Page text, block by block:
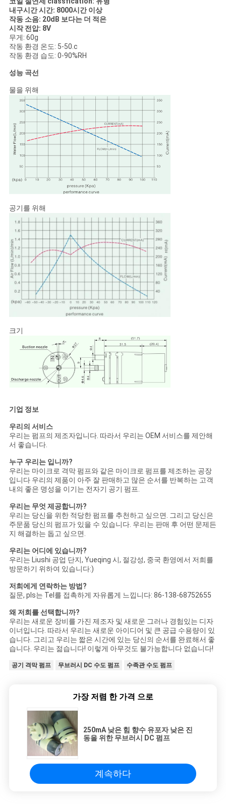
내구시간 시간: 8000시간 이상
작동 소음: 20dB 보다는 더 적은
시작 전압: 8V
무게: 60g
작동 환경 온도: 5-50.c
작동 환경 습도: 0-90%RH
성능 곡선
물을 위해
공기를 위해
크기
기업 정보
우리의 서비스
우리는 펌프의 제조자입니다. 따라서 우리는 OEM 서비스를 제안해
서 좋습니다.
누구 우리는 입니까?
우리는 마이크로 격막 펌프와 같은 마이크로 펌프를 제조하는 공장
입니다 우리의 제품이 아주 잘 판매하고 많은 순서를 반복하는 고객
내의 좋은 명성을 이기는 전자기 공기 펌프.
우리는 무엇 제공합니까?
우리는 당신을 위한 적당한 펌프를 추천하고 싶으면. 그리고 당신은
주문품 당신의 펌프가 있을 수 있습니다. 우리는 판매 후 어떤 문제든
지 해결하는 돕고 싶으면.
우리는 어디에 있습니까?
우리는 Liushi 공업 단지, Yueqing 시, 절강성, 중국 환영에서 저희를
방문하기 위하여 있습니다:)
저희에게 연락하는 방법?
질문, pls는 Tel를 접촉하게 자유롭게 느낍니다: 86-138-68752655
왜 저희를 선택합니까?
우리는 새로운 장비를 가진 제조자 및 새로운 그러나 경험있는 디자
이너입니다. 따라서 우리는 새로운 아이디어 및 큰 공급 수용량이 있
습니다. 그리고 우리는 짧은 시간에 있는 당신의 순서를 완료해서 좋
습니다. 우리는 젊습니다! 이렇게 아무것도 불가능합니다 없습니다!
공기 격막 펌프 무브러시 DC 수도 펌프 수족관 수도 펌프
가장 저렴 한 가격 으로
250mA 낮은 힘 향수 유포자 낮은 진
동을 위한 무브러시 DC 펌프
계속하다